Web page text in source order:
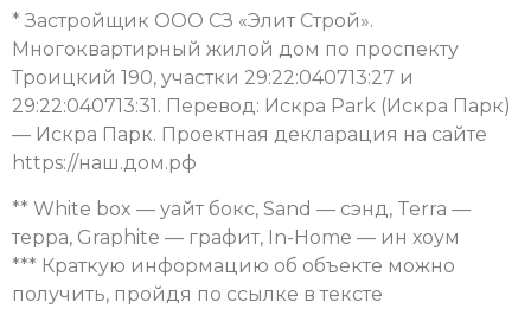
* Застройщик ООО СЗ «Элит Строй».
Многоквартирный жилой дом по проспекту
Троицкий 190, участки 29:22:040713:27 и
29:22:040713:31. Перевод: Искра Park (Искра Парк)
— Искра Парк. Проектная декларация на сайте
https://наш.дом.рф
** White box — уайт бокс, Sand — сэнд, Terra —
терра, Graphite — графит, In-Home — ин хоум
*** Краткую информацию об объекте можно
получить, пройдя по ссылке в тексте